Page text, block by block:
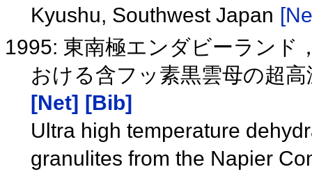
Kyushu, Southwest Japan
1995: 東南極エンダビーランド
おける含フッ素黒雲母の超
[Net] [Bib]
Ultra high temperature
granulites from the Napier